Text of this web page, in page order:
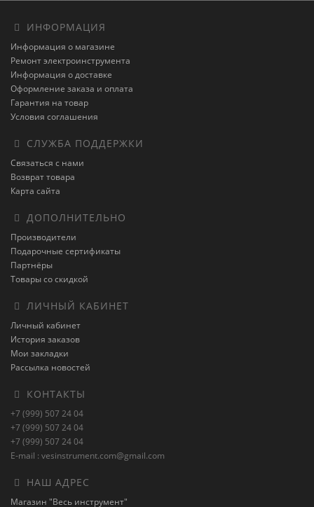
ИНФОРМАЦИЯ
Информация о магазине
Ремонт электроинструмента
Информация о доставке
Оформление заказа и оплата
Гарантия на товар
Условия соглашения
СЛУЖБА ПОДДЕРЖКИ
Связаться с нами
Возврат товара
Карта сайта
ДОПОЛНИТЕЛЬНО
Производители
Подарочные сертификаты
Партнёры
Товары со скидкой
ЛИЧНЫЙ КАБИНЕТ
Личный кабинет
История заказов
Мои закладки
Рассылка новостей
КОНТАКТЫ
+7 (999) 507 24 04
+7 (999) 507 24 04
+7 (999) 507 24 04
E-mail : vesinstrument.com@gmail.com
НАШ АДРЕС
Магазин "Весь инструмент"